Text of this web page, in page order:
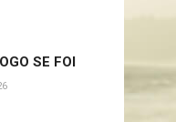
SE FOI